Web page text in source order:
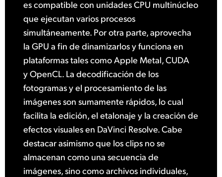
es compatible con unidades CPU multinúcleo
que ejecutan varios procesos
simultáneamente. Por otra parte, aprovecha
la GPU a fin de dinamizarlos y funciona en
plataformas tales como Apple Metal, CUDA
y OpenCL. La decodificación de los
fotogramas y el procesamiento de las
imágenes son sumamente rápidos, lo cual
facilita la edición, el etalonaje y la creación de
efectos visuales en DaVinci Resolve. Cabe
destacar asimismo que los clips no se
almacenan como una secuencia de
imágenes, sino como archivos individuales,